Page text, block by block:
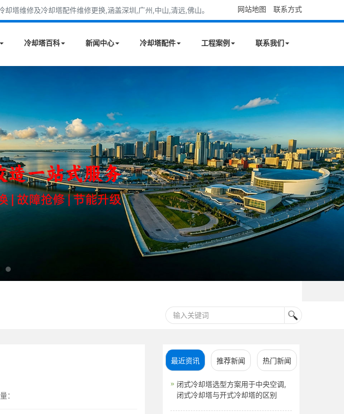
塔维修及冷却塔配件维修更换,涵盖深圳,广州,中山,清远,佛山。 网站地图 联系方式
冷却塔百科 新闻中心 冷却塔配件 工程案例 联系我们
：
最近资讯 推荐新闻 热门新闻
闭式冷却塔选型方案用于中央空调,
闭式冷却塔与开式冷却塔的区别